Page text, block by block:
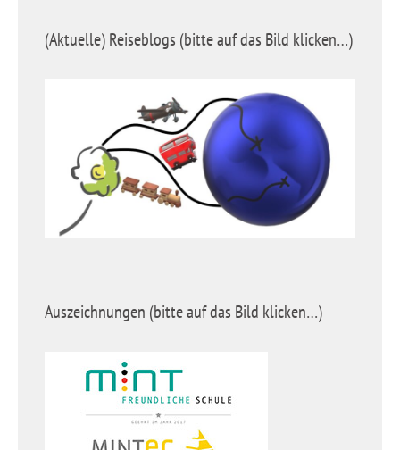
(Aktuelle) Reiseblogs (bitte auf das Bild klicken…)
Auszeichnungen (bitte auf das Bild klicken…)